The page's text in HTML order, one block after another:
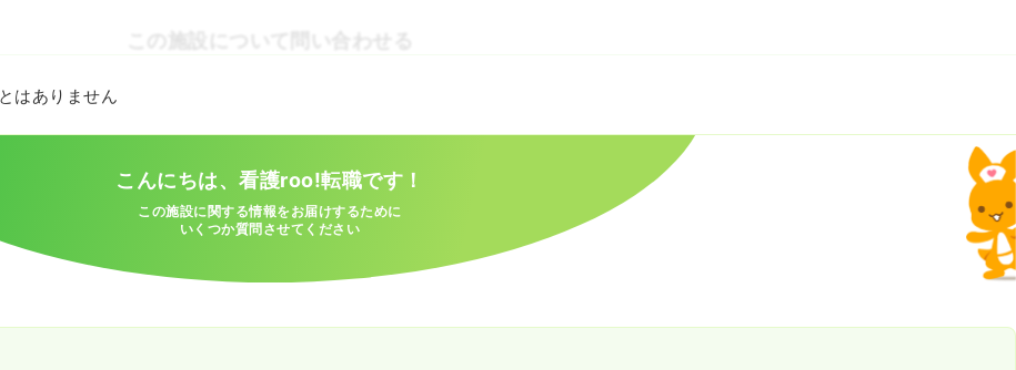
この施設について問い合わせる
はありません
こんにちは、看護roo!転職です！
この施設に関する情報をお届けするために
いくつか質問させてください